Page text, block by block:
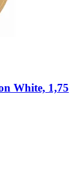
White, 1,75